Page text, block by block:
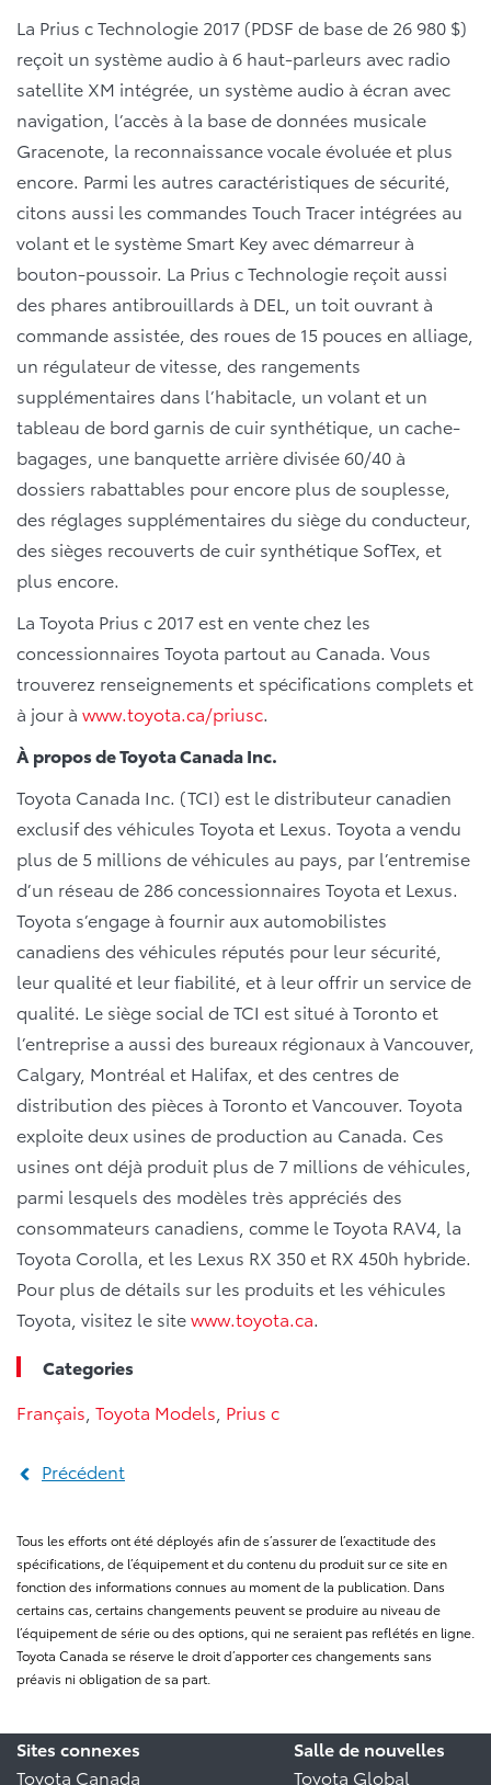
La Prius c Technologie 2017 (PDSF de base de 26 980 $)
reçoit un système audio à 6 haut-parleurs avec radio
satellite XM intégrée, un système audio à écran avec
navigation, l’accès à la base de données musicale
Gracenote, la reconnaissance vocale évoluée et plus
encore. Parmi les autres caractéristiques de sécurité,
citons aussi les commandes Touch Tracer intégrées au
volant et le système Smart Key avec démarreur à
bouton-poussoir. La Prius c Technologie reçoit aussi
des phares antibrouillards à DEL, un toit ouvrant à
commande assistée, des roues de 15 pouces en alliage,
un régulateur de vitesse, des rangements
supplémentaires dans l’habitacle, un volant et un
tableau de bord garnis de cuir synthétique, un cache-
bagages, une banquette arrière divisée 60/40 à
dossiers rabattables pour encore plus de souplesse,
des réglages supplémentaires du siège du conducteur,
des sièges recouverts de cuir synthétique SofTex, et
plus encore.
La Toyota Prius c 2017 est en vente chez les
concessionnaires Toyota partout au Canada. Vous
trouverez renseignements et spécifications complets et
à jour à www.toyota.ca/priusc.
À propos de Toyota Canada Inc.
Toyota Canada Inc. (TCI) est le distributeur canadien
exclusif des véhicules Toyota et Lexus. Toyota a vendu
plus de 5 millions de véhicules au pays, par l’entremise
d’un réseau de 286 concessionnaires Toyota et Lexus.
Toyota s’engage à fournir aux automobilistes
canadiens des véhicules réputés pour leur sécurité,
leur qualité et leur fiabilité, et à leur offrir un service de
qualité. Le siège social de TCI est situé à Toronto et
l’entreprise a aussi des bureaux régionaux à Vancouver,
Calgary, Montréal et Halifax, et des centres de
distribution des pièces à Toronto et Vancouver. Toyota
exploite deux usines de production au Canada. Ces
usines ont déjà produit plus de 7 millions de véhicules,
parmi lesquels des modèles très appréciés des
consommateurs canadiens, comme le Toyota RAV4, la
Toyota Corolla, et les Lexus RX 350 et RX 450h hybride.
Pour plus de détails sur les produits et les véhicules
Toyota, visitez le sitewww.toyota.ca.
Categories
Français Toyota Models Prius c
Précédent
Tous les efforts ont été déployés afin de s’assurer de l’exactitude des
spécifications, de l’équipement et du contenu du produit sur ce site en
fonction des informations connues au moment de la publication. Dans
certains cas, certains changements peuvent se produire au niveau de
l’équipement de série ou des options, qui ne seraient pas reflétés en ligne.
Toyota Canada se réserve le droit d’apporter ces changements sans
préavis ni obligation de sa part.
Sites connexes
Toyota Canada
Salle de nouvelles
Toyota Global